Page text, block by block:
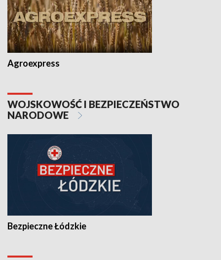
Agroexpress
WOJSKOWOŚĆ I BEZPIECZEŃSTWO
NARODOWE
Bezpieczne Łódzkie